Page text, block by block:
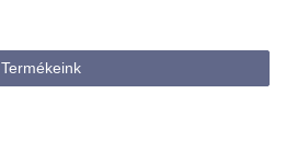
Termékeink